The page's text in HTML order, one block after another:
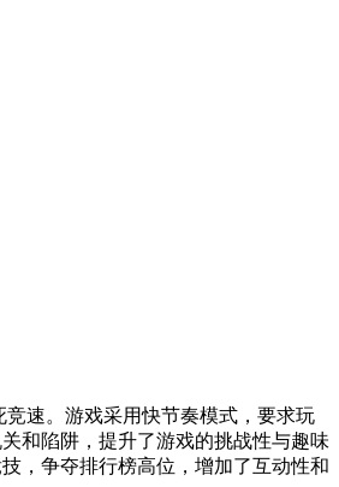
速。游戏采用快节奏模式，要求玩
和陷阱，提升了游戏的挑战性与趣味
，争夺排行榜高位，增加了互动性和